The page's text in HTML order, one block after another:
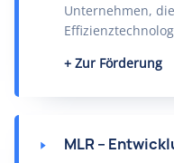
Unternehmen,
Zur Förderung
MLR –